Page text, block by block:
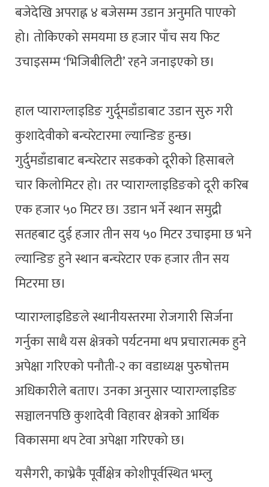
बजेदेखि अपराह्न ४ बजेसम्म उडान अनुमति पाएको
हो। तोकिएको समयमा छ हजार पाँच सय फिट
उचाइसम्म ‘भिजिबीलिटी’ रहने जनाइएको छ।
हाल प्याराग्लाइडिङ गुर्दूमडाँडाबाट उडान सुरु गरी
कुशादेवीको बन्चरेटारमा ल्यान्डिङ हुन्छ।
गुर्दुमडाँडाबाट बन्चरेटार सडकको दूरीको हिसाबले
चार किलोमिटर हो। तर प्याराग्लाइडिङको दूरी करिब
एक हजार ५० मिटर छ। उडान भर्ने स्थान समुद्री
सतहबाट दुई हजार तीन सय ५० मिटर उचाइमा छ भने
ल्यान्डिङ हुने स्थान बन्चरेटार एक हजार तीन सय
मिटरमा छ।
प्याराग्लाइडिङले स्थानीयस्तरमा रोजगारी सिर्जना
गर्नुका साथै यस क्षेत्रको पर्यटनमा थप प्रचारात्मक हुने
अपेक्षा गरिएको पनौती-२ का वडाध्यक्ष पुरुषोत्तम
अधिकारीले बताए। उनका अनुसार प्याराग्लाइडिङ
सञ्चालनपछि कुशादेवी विहावर क्षेत्रको आर्थिक
विकासमा थप टेवा अपेक्षा गरिएको छ।
यसैगरी, काभ्रेकै पूर्वीक्षेत्र कोशीपूर्वस्थित भम्लु